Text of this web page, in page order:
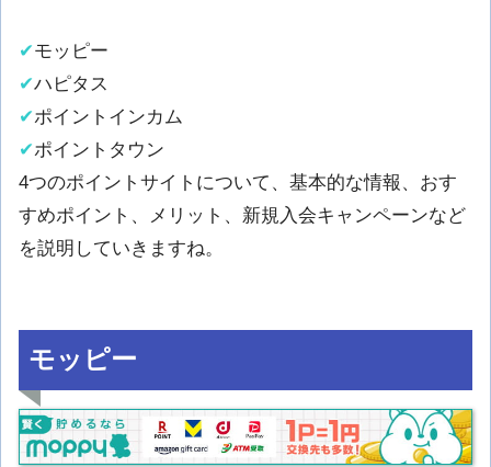
✔モッピー
✔ハピタス
✔ポイントインカム
✔ポイントタウン
4つのポイントサイトについて、基本的な情報、おす
すめポイント、メリット、新規入会キャンペーンなど
を説明していきますね。
モッピー